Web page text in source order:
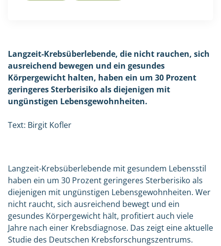
Langzeit-Krebsüberlebende, die nicht rauchen, sich
ausreichend bewegen und ein gesundes
Körpergewicht halten, haben ein um 30 Prozent
geringeres Sterberisiko als diejenigen mit
ungünstigen Lebensgewohnheiten.
Text: Birgit Kofler
Langzeit-Krebsüberlebende mit gesundem Lebensstil
haben ein um 30 Prozent geringeres Sterberisiko als
diejenigen mit ungünstigen Lebensgewohnheiten. Wer
nicht raucht, sich ausreichend bewegt und ein
gesundes Körpergewicht hält, profitiert auch viele
Jahre nach einer Krebsdiagnose. Das zeigt eine aktuelle
Studie des Deutschen Krebsforschungszentrums.